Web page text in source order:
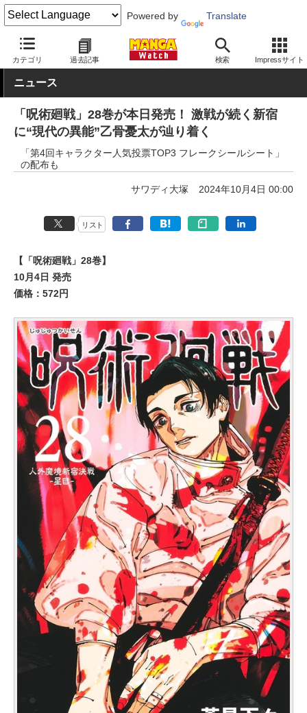
Powered by Translate
カテゴリ 過去記事 検索 Impressサイト
MANGA Watch 少年 呪術廻戦
ニュース
「呪術廻戦」28巻が本日発売！ 激戦が続く新宿
に“現代の異能”乙骨憂太が辿り着く
「第4回キャラクター人気投票TOP3 フレークシールシート」
の配布も
サワディ大塚 2024年10月4日 00:00
リスト
【「呪術廻戦」28巻】
10月4日 発売
価格：572円